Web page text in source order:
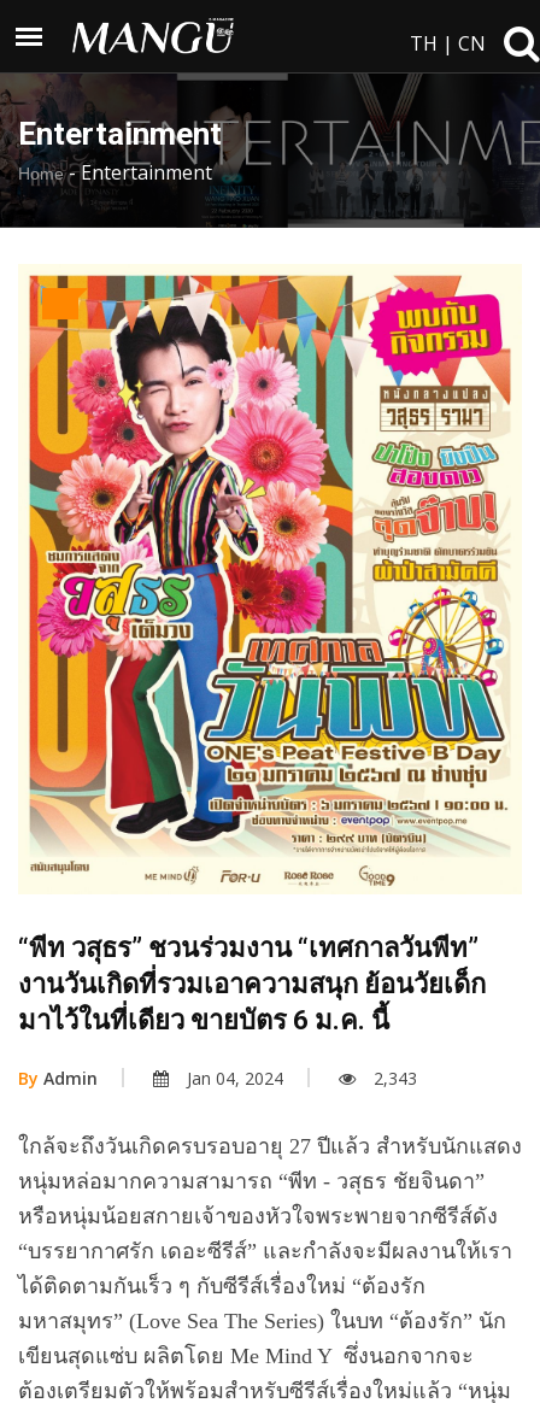
TH | CN
Entertainment
Home- Entertainment
“พีท วสุธร” ชวนร่วมงาน “เทศกาลวันพีท”
งานวันเกิดที่รวมเอาความสนุก ย้อนวัยเด็ก
มาไว้ในที่เดียว ขายบัตร 6 ม.ค. นี้
By Admin Jan 04, 2024 2,343
ใกล้จะถึงวันเกิดครบรอบอายุ 27 ปีแล้ว สำหรับนักแสดง
หนุ่มหล่อมากความสามารถ “พีท - วสุธร ชัยจินดา”
หรือหนุ่มน้อยสกายเจ้าของหัวใจพระพายจากซีรีส์ดัง
“บรรยากาศรัก เดอะซีรีส์” และกำลังจะมีผลงานให้เรา
ได้ติดตามกันเร็ว ๆ กับซีรีส์เรื่องใหม่ “ต้องรัก
มหาสมุทร” (Love Sea The Series) ในบท “ต้องรัก” นัก
เขียนสุดแซ่บ ผลิตโดย Me Mind Y ซึ่งนอกจากจะ
ต้องเตรียมตัวให้พร้อมสำหรับซีรีส์เรื่องใหม่แล้ว “หนุ่ม